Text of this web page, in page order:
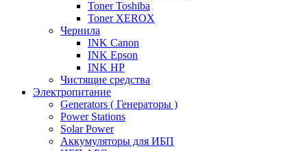
Toner Toshiba
Toner XEROX
Чернила
INK Canon
INK Epson
INK HP
Чистящие средства
Электропитание
Generators ( Генераторы )
Power Stations
Solar Power
Аккумуляторы для ИБП